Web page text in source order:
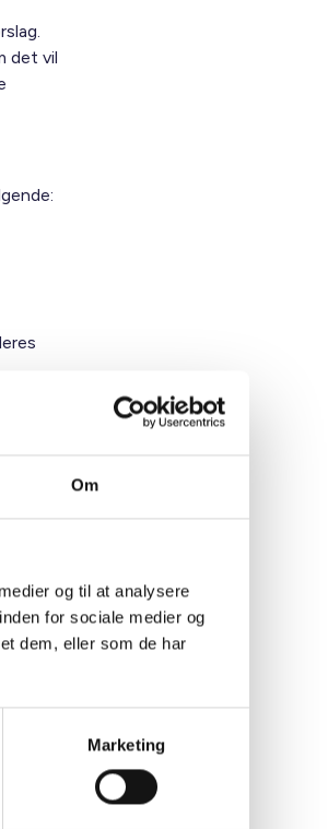
Om
og til at analysere
for sociale medier og
dem, eller som de har
Marketing
det vil
at